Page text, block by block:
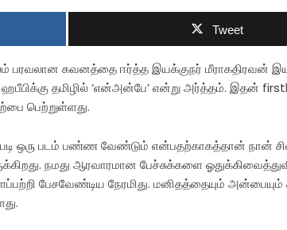
Tweet
பரவலான கவனத்தை ஈர்த்த இயக்குநர் மீராகதிரவன்
தமிழில் ‘என்அன்பே’ என்று அர்த்தம். இதன்
பெற்றுள்ளது.
ஒரு படம் பண்ண வேண்டும் என்பதற்காகத்தான் நான்
நமது ஆரவாரமான பேச்சுக்களை
பேசவேண்டிய நேரமிது. மனிதத்தையும்